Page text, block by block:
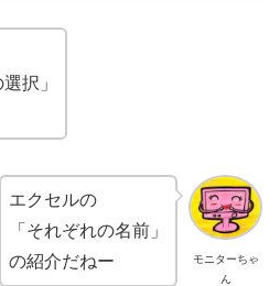
択」
モニターちゃ
ん
エクセルの
「それぞれの名前」
の紹介だねー